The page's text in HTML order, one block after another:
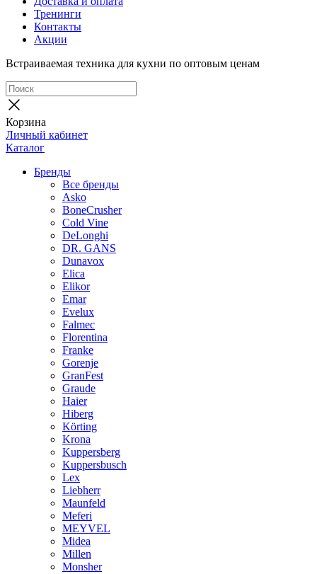
Тренинги
Контакты
Акции
Встраиваемая техника для кухни по оптовым ценам
Корзина
Личный кабинет
Каталог
Бренды
Все бренды
Asko
BoneCrusher
Cold Vine
DeLonghi
DR. GANS
Dunavox
Elica
Elikor
Emar
Evelux
Falmec
Florentina
Franke
Gorenje
GranFest
Graude
Haier
Hiberg
Körting
Krona
Kuppersberg
Kuppersbusch
Lex
Liebherr
Maunfeld
Meferi
MEYVEL
Midea
Millen
Monsher